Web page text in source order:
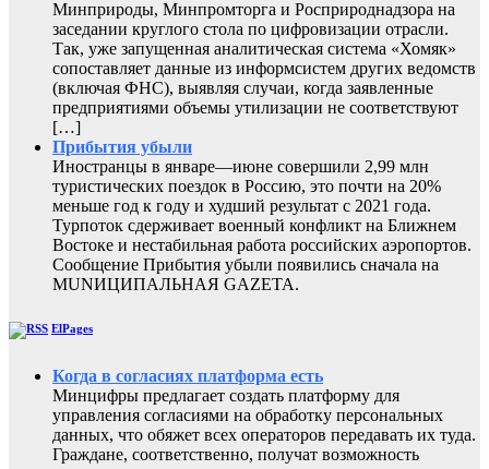
Минприроды, Минпромторга и Росприроднадзора на
заседании круглого стола по цифровизации отрасли.
Так, уже запущенная аналитическая система «Хомяк»
сопоставляет данные из информсистем других ведомств
(включая ФНС), выявляя случаи, когда заявленные
предприятиями объемы утилизации не соответствуют
[…]
Прибытия убыли
Иностранцы в январе—июне совершили 2,99 млн
туристических поездок в Россию, это почти на 20%
меньше год к году и худший результат с 2021 года.
Турпоток сдерживает военный конфликт на Ближнем
Востоке и нестабильная работа российских аэропортов.
Сообщение Прибытия убыли появились сначала на
MUNИЦИПАЛЬНАЯ GAZЕТА.
ElPages
Когда в согласиях платформа есть
Минцифры предлагает создать платформу для
управления согласиями на обработку персональных
данных, что обяжет всех операторов передавать их туда.
Граждане, соответственно, получат возможность